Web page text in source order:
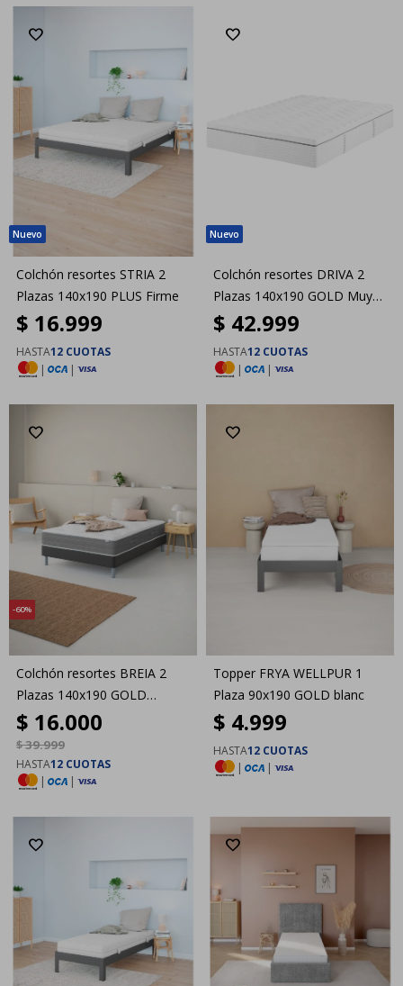
Colchón resortes STRIA 2
Plazas 140x190 PLUS Firme
$ 16.999
HASTA12 CUOTAS
|
|
Colchón resortes DRIVA 2
Plazas 140x190 GOLD Muy
firme
$ 42.999
HASTA12 CUOTAS
|
|
60
Colchón resortes BREIA 2
Plazas 140x190 GOLD
Intermedio
$ 16.000
$39.999
HASTA12 CUOTAS
|
|
Topper FRYA WELLPUR 1
Plaza 90x190 GOLD blanc
$ 4.999
HASTA12 CUOTAS
|
|